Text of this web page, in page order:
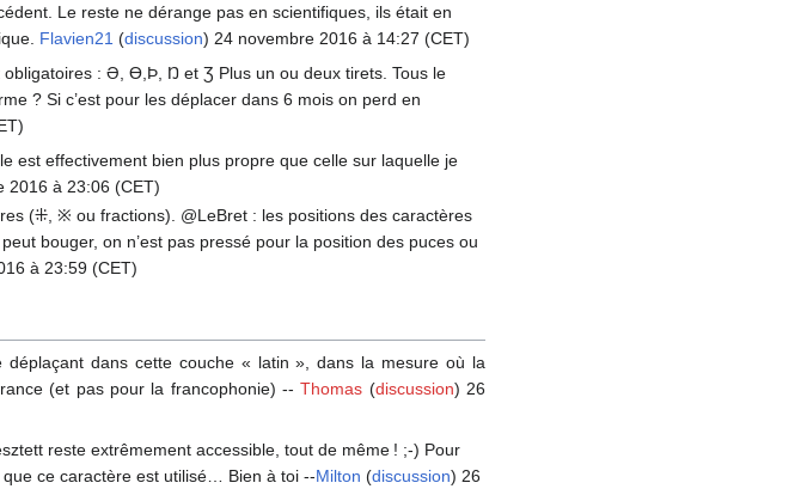
Le reste ne dérange pas en scientifiques, ils était en
Flavien21 (discussion) 24 novembre 2016 à 14:27 (CET)
: Ə, ϴ,Þ, Ŋ et Ʒ Plus un ou deux tirets. Tous le
? Si c’est pour les déplacer dans 6 mois on perd en
est effectivement bien plus propre que celle sur laquelle je
2016 à 23:06 (CET)
(⁜, ※ ou fractions). @LeBret : les positions des caractères
bouger, on n’est pas pressé pour la position des puces ou
à 23:59 (CET)
dans cette couche « latin », dans la mesure où la
(et pas pour la francophonie) --Thomas (discussion) 26
reste extrêmement accessible, tout de même ! ;-) Pour
ce caractère est utilisé… Bien à toi --Milton (discussion) 26